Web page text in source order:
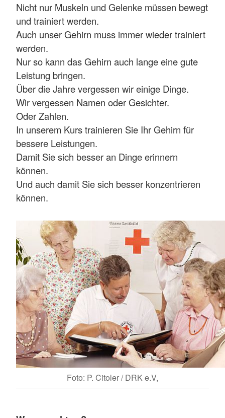
Nicht nur Muskeln und Gelenke müssen bewegt
und trainiert werden.
Auch unser Gehirn muss immer wieder trainiert
werden.
Nur so kann das Gehirn auch lange eine gute
Leistung bringen.
Über die Jahre vergessen wir einige Dinge.
Wir vergessen Namen oder Gesichter.
Oder Zahlen.
In unserem Kurs trainieren Sie Ihr Gehirn für
bessere Leistungen.
Damit Sie sich besser an Dinge erinnern
können.
Und auch damit Sie sich besser konzentrieren
können.
Foto: P. Citoler / DRK e.V,